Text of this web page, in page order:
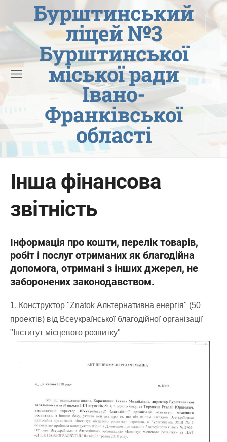
Бурштинський
ліцей №3
Бурштинської
міської ради
Івано-
Франківської
області
Інша фінансова
звітність
Інформація про кошти, перелік товарів,
робіт і послуг отриманих як благодійна
допомога, отримані з інших джерел, не
заборонених законодавством.
1. Конструктор "Znatok Альтернативна енергія" (50
проектів) від Всеукраїнської благодійної організації
"Інститут місцевого розвитку"